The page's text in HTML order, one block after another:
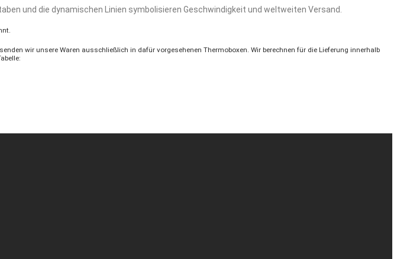
wir unsere Waren ausschließlich in dafür vorgesehenen Thermoboxen. Wir berechnen für die Lieferung innerhalb